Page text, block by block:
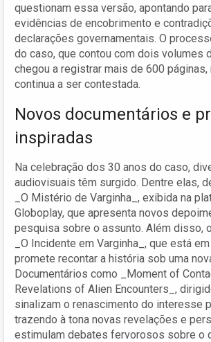
questionam essa versão, apontando
evidências de encobrimento e
declarações governamentais. O
do caso, que contou com dois volumes
chegou a registrar mais de 600 páginas,
continua a ser contestada.
Novos documentários e
inspiradas
Na celebração dos 30 anos do caso,
audiovisuais têm surgido. Dentre elas,
_O Mistério de Varginha_, exibida na
Globoplay, que apresenta novos
pesquisa sobre o assunto. Além disso,
_O Incidente em Varginha_, que está
promete recontar a história sob uma
Documentários como _Moment of
Revelations of Alien Encounters_,
sinalizam o renascimento do interesse
trazendo à tona novas revelações e
estimulam debates fervorosos sobre o